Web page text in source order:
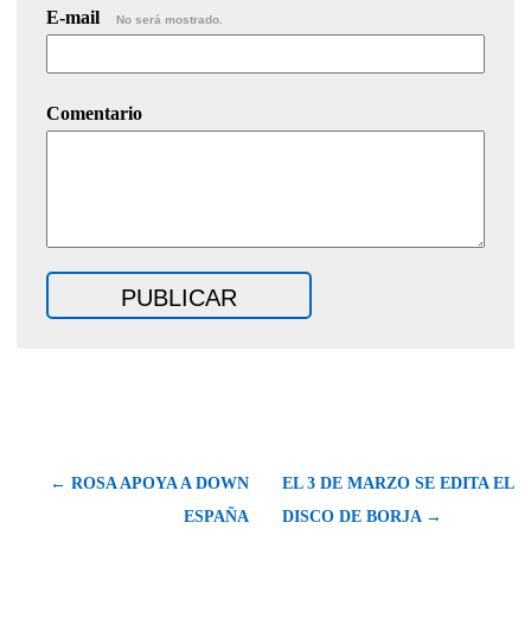
E-mail No será mostrado.
Comentario
← ROSA APOYA A DOWN
ESPAÑA
EL 3 DE MARZO SE EDITA EL
DISCO DE BORJA →